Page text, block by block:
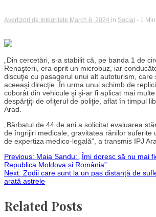
Avertizori de Integritate March 6, 2024 in Social - 1
„Din cercetări, s-a stabilit că, pe banda 1 de
Renaşterii, era oprit un microbuz, iar
discuţie cu pasagerul unui alt autoturism, care
aceeaşi direcţie. În urma unui schimb de
coborât din vehicule şi şi-ar fi aplicat mai
despărţiţi de ofiţerul de poliţie, aflat în timpul
Arad.
„Bărbatul de 44 de ani a solicitat evaluarea
de îngrijiri medicale, gravitatea rănilor suferite
de expertiza medico-legală”, a transmis IPJ
Post
navigation
Previous: Maia Sandu: „Îmi doresc să nu mai
Republica Moldova și România”
Next: Zodii care sunt la un pas distanță de
arată astrele
Related Posts